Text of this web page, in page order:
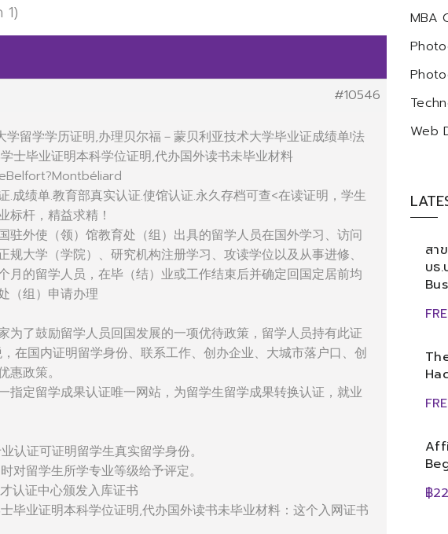
1)
#10546
留学学历证明,办理贝尔福－蒙贝利亚技术大学毕业证成绩单!法
士毕业证明本科学位证明,代办国外读书未毕业材料
.成绩单.教育部真实认证.使馆认证.永久存档可查<在读证明，学生
标杆，精益求精！
驻外使（领）馆教育处（组）出具的留学人员在国外学习、访问
规大学（学院）、研究机构注册学习、攻读学位以及从事进修、
月的留学人员，在毕（结）业或工作结束后并确定回国定居前均
（组）申请办理
为了鼓励留学人员回国发展的一项优待政策，留学人员持有此证
在国内证明留学身份、联系工作、创办企业、大城市落户口、创
政策。
指定留学成果认证唯一网站，为留学生留学成果转换认证，就业
证可证明留学生真实留学身份。
对留学生所学专业等级给予评定。
认证中心颁发入库证书
毕业证明本科学位证明,代办国外读书未毕业材料：这个入网证书
MBA
Web
สา
บธ
฿